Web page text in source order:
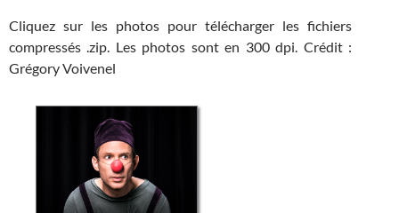
Cliquez sur les photos pour télécharger les fichiers
compressés .zip. Les photos sont en 300 dpi. Crédit :
Grégory Voivenel